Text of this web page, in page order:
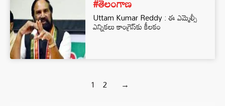
Uttam Kumar Reddy : ఈ ఎమ్మెల్సీ
ఎన్నికలు కాంగ్రెస్‌కు కీలకం
1 2 →